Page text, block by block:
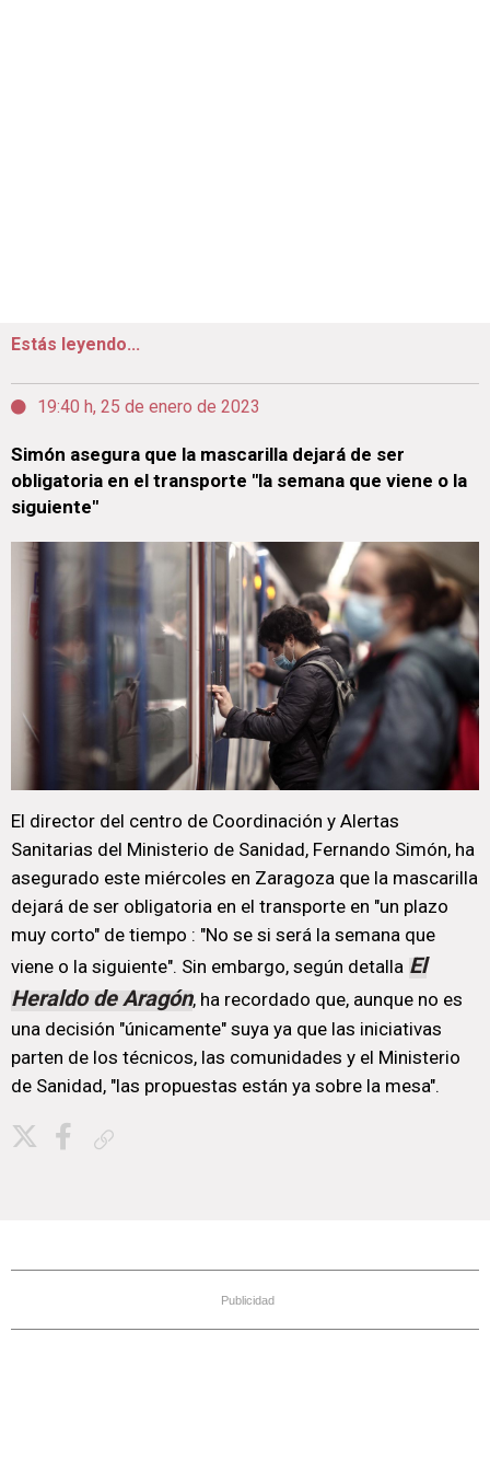
Estás leyendo...
19:40 h, 25 de enero de 2023
Simón asegura que la mascarilla dejará de ser
obligatoria en el transporte "la semana que viene o la
siguiente"
El director del centro de Coordinación y Alertas
Sanitarias del Ministerio de Sanidad, Fernando Simón, ha
asegurado este miércoles en Zaragoza que la mascarilla
dejará de ser obligatoria en el transporte en "un plazo
muy corto" de tiempo : "No se si será la semana que
viene o la siguiente". Sin embargo, según detalla El
Heraldo de Aragón, ha recordado que, aunque no es
una decisión "únicamente" suya ya que las iniciativas
parten de los técnicos, las comunidades y el Ministerio
de Sanidad, "las propuestas están ya sobre la mesa".
Publicidad